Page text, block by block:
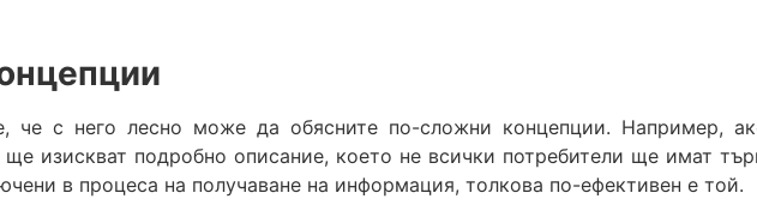
с него лесно може да обясните по-сложни концепции. Например,
ще изискват подробно описание, което не всички потребители ще имат
в процеса на получаване на информация, толкова по-ефективен е той.